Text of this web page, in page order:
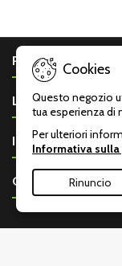
PRODOTTI
LA NOSTRA
IL TUO ACCOUNT
CONTATTO
Cookies
Questo negozio
tua esperienza di
Per ulteriori
Informativa
Rinuncio